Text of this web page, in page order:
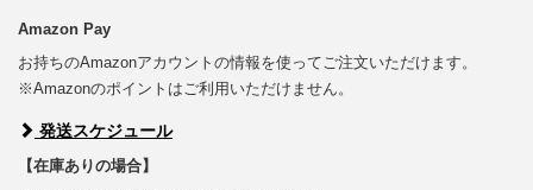
Amazon Pay
お持ちのAmazonアカウントの情報を使ってご注文いただけます。
※Amazonのポイントはご利用いただけません。
発送スケジュール
【在庫ありの場合】